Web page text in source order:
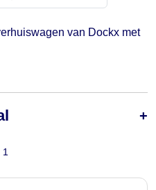
van Dockx met
1